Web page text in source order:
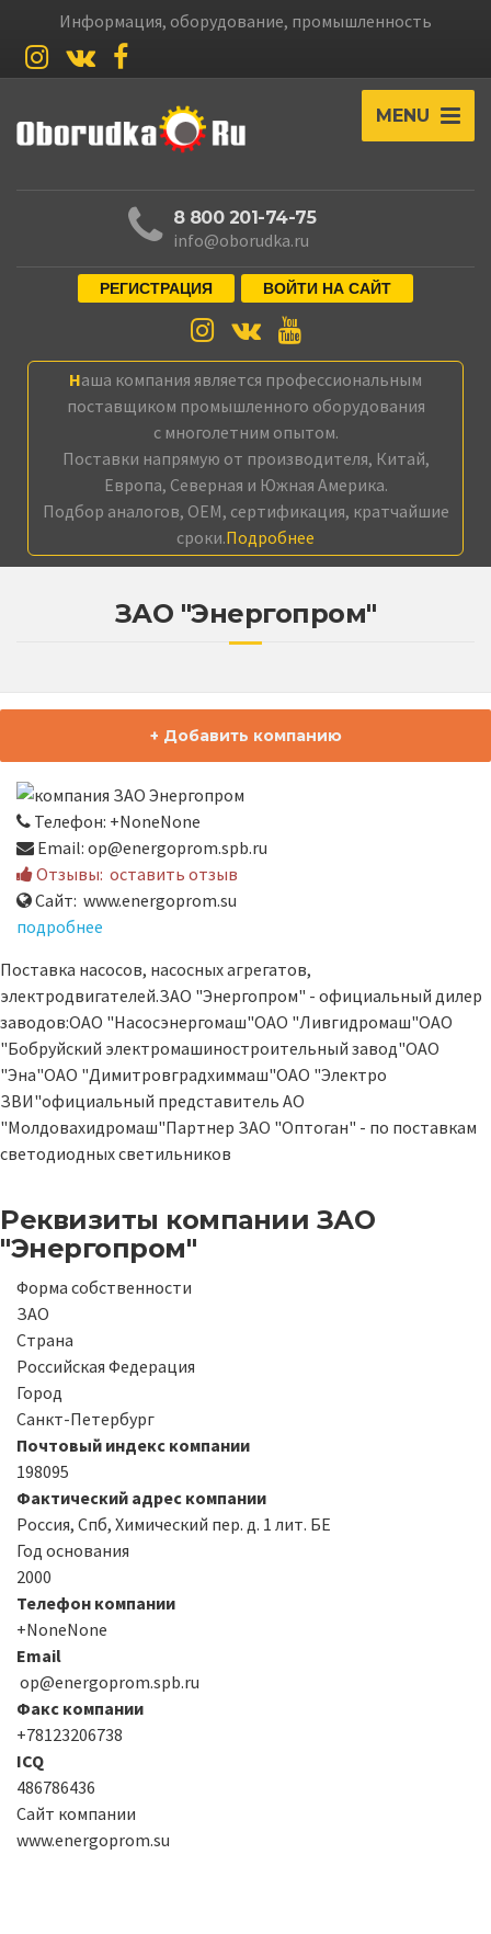
Информация, оборудование, промышленность
MENU
8 800 201-74-75
info@oborudka.ru
РЕГИСТРАЦИЯ ВОЙТИ НА САЙТ
Наша компания является профессиональным
поставщиком промышленного оборудования
с многолетним опытом.
Поставки напрямую от производителя, Китай,
Европа, Северная и Южная Америка.
Подбор аналогов, OEM, сертификация, кратчайшие
сроки.Подробнее
ЗАО "Энергопром"
+ Добавить компанию
Телефон: +NoneNone
Email: op@energoprom.spb.ru
Отзывы: оставить отзыв
Сайт: www.energoprom.su
подробнее
Поставка насосов, насосных агрегатов,
электродвигателей.ЗАО "Энергопром" - официальный дилер
заводов:ОАО "Насосэнергомаш"ОАО "Ливгидромаш"ОАО
"Бобруйский электромашиностроительный завод"ОАО
"Эна"ОАО "Димитровградхиммаш"ОАО "Электро
ЗВИ"официальный представитель АО
"Молдовахидромаш"Партнер ЗАО "Оптоган" - по поставкам
светодиодных светильников
Реквизиты компании ЗАО
"Энергопром"
Форма собственности
ЗАО
Страна
Российская Федерация
Город
Санкт-Петербург
Почтовый индекс компании
198095
Фактический адрес компании
Россия, Спб, Химический пер. д. 1 лит. БЕ
Год основания
2000
Телефон компании
+NoneNone
Email
op@energoprom.spb.ru
Факс компании
+78123206738
ICQ
486786436
Сайт компании
www.energoprom.su